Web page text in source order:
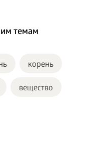
темам
корень
вещество